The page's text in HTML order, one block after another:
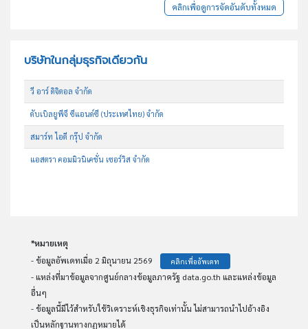
คลิกเพื่อดูการจัดอันดับทั้งหมด
บริษัทในกลุ่มธุรกิจเดียวกัน
วี อาร์ ดิจิตอล จำกัด
ดับเบิลยูพีจี ซีแอนด์ซี (ประเทศไทย) จำกัด
สมาร์ท ไอดี กรุ๊ป จำกัด
แอสตรา คอมมิวนิเคชั่น เซอร์วิส จำกัด
*หมายเหตุ
- ข้อมูลอัพเดทเมื่อ 2 มิถุนายน 2569
คลิกเพื่ออัพเดท
- แหล่งที่มาข้อมูลจากศูนย์กลางข้อมูลภาครัฐ data.go.th และแหล่งข้อมูล
อื่นๆ
- ข้อมูลนี้มีไว้สำหรับใช้วิเคราะห์เชิงธุรกิจเท่านั้น ไม่สามารถนำไปอ้างอิง
เป็นหลักฐานทางกฏหมายได้